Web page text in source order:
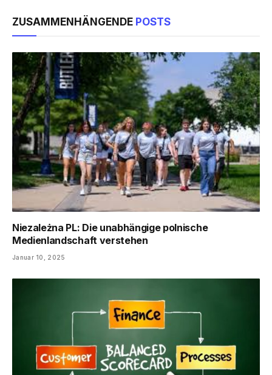
ZUSAMMENHÄNGENDE POSTS
Niezależna PL: Die unabhängige polnische
Medienlandschaft verstehen
Januar 10, 2025